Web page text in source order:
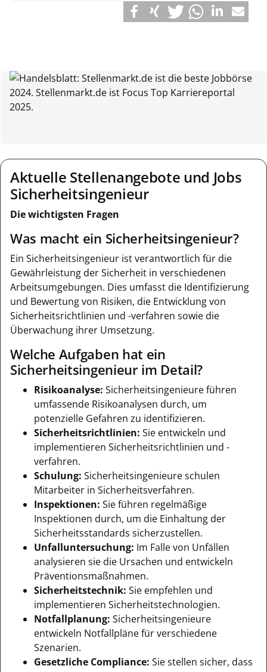
Aktuelle Stellenangebote und Jobs
Sicherheitsingenieur
Die wichtigsten Fragen
Was macht ein Sicherheitsingenieur?
Ein Sicherheitsingenieur ist verantwortlich für die
Gewährleistung der Sicherheit in verschiedenen
Arbeitsumgebungen. Dies umfasst die Identifizierung
und Bewertung von Risiken, die Entwicklung von
Sicherheitsrichtlinien und -verfahren sowie die
Überwachung ihrer Umsetzung.
Welche Aufgaben hat ein
Sicherheitsingenieur im Detail?
Risikoanalyse: Sicherheitsingenieure führen
umfassende Risikoanalysen durch, um
potenzielle Gefahren zu identifizieren.
Sicherheitsrichtlinien: Sie entwickeln und
implementieren Sicherheitsrichtlinien und -
verfahren.
Schulung: Sicherheitsingenieure schulen
Mitarbeiter in Sicherheitsverfahren.
Inspektionen: Sie führen regelmäßige
Inspektionen durch, um die Einhaltung der
Sicherheitsstandards sicherzustellen.
Unfalluntersuchung: Im Falle von Unfällen
analysieren sie die Ursachen und entwickeln
Präventionsmaßnahmen.
Sicherheitstechnik: Sie empfehlen und
implementieren Sicherheitstechnologien.
Notfallplanung: Sicherheitsingenieure
entwickeln Notfallpläne für verschiedene
Szenarien.
Gesetzliche Compliance: Sie stellen sicher, dass